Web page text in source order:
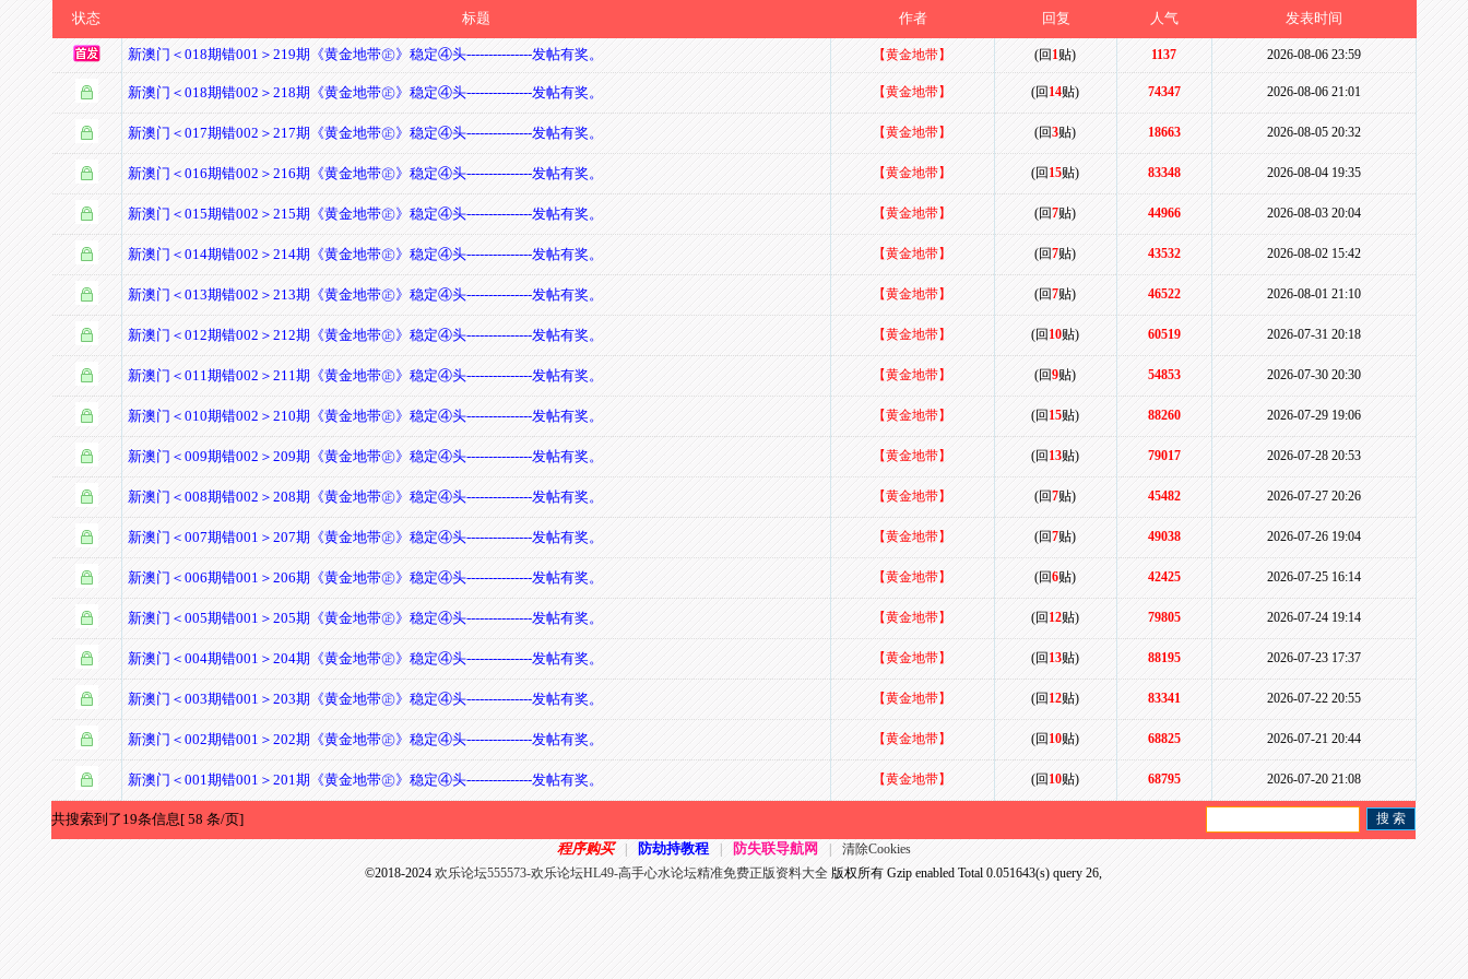
状态 标题 作者 回复 人气 发表时间
新澳门＜018期错001＞219期《黄金地带㊣》稳定④头---------------发帖有奖。 【黄金地带】 (回 1贴) 1137 2026-08-06 23:59
新澳门＜018期错002＞218期《黄金地带㊣》稳定④头---------------发帖有奖。 【黄金地带】 (回 14贴) 74347 2026-08-06 21:01
新澳门＜017期错002＞217期《黄金地带㊣》稳定④头---------------发帖有奖。 【黄金地带】 (回3贴) 18663 2026-08-05 20:32
新澳门＜016期错002＞216期《黄金地带㊣》稳定④头---------------发帖有奖。 【黄金地带】 (回 15贴) 83348 2026-08-04 19:35
新澳门＜015期错002＞215期《黄金地带㊣》稳定④头---------------发帖有奖。 【黄金地带】 (回7贴) 44966 2026-08-03 20:04
新澳门＜014期错002＞214期《黄金地带㊣》稳定④头---------------发帖有奖。 【黄金地带】 (回7贴) 43532 2026-08-02 15:42
新澳门＜013期错002＞213期《黄金地带㊣》稳定④头---------------发帖有奖。 【黄金地带】 (回7贴) 46522 2026-08-01 21:10
新澳门＜012期错002＞212期《黄金地带㊣》稳定④头---------------发帖有奖。 【黄金地带】 (回 10贴) 60519 2026-07-31 20:18
新澳门＜011期错002＞211期《黄金地带㊣》稳定④头---------------发帖有奖。 【黄金地带】 (回9贴) 54853 2026-07-30 20:30
新澳门＜010期错002＞210期《黄金地带㊣》稳定④头---------------发帖有奖。 【黄金地带】 (回 15贴) 88260 2026-07-29 19:06
新澳门＜009期错002＞209期《黄金地带㊣》稳定④头---------------发帖有奖。 【黄金地带】 (回 13贴) 79017 2026-07-28 20:53
新澳门＜008期错002＞208期《黄金地带㊣》稳定④头---------------发帖有奖。 【黄金地带】 (回7贴) 45482 2026-07-27 20:26
新澳门＜007期错001＞207期《黄金地带㊣》稳定④头---------------发帖有奖。 【黄金地带】 (回7贴) 49038 2026-07-26 19:04
新澳门＜006期错001＞206期《黄金地带㊣》稳定④头---------------发帖有奖。 【黄金地带】 (回6贴) 42425 2026-07-25 16:14
新澳门＜005期错001＞205期《黄金地带㊣》稳定④头---------------发帖有奖。 【黄金地带】 (回 12贴) 79805 2026-07-24 19:14
新澳门＜004期错001＞204期《黄金地带㊣》稳定④头---------------发帖有奖。 【黄金地带】 (回 13贴) 88195 2026-07-23 17:37
新澳门＜003期错001＞203期《黄金地带㊣》稳定④头---------------发帖有奖。 【黄金地带】 (回 12贴) 83341 2026-07-22 20:55
新澳门＜002期错001＞202期《黄金地带㊣》稳定④头---------------发帖有奖。 【黄金地带】 (回 10贴) 68825 2026-07-21 20:44
新澳门＜001期错001＞201期《黄金地带㊣》稳定④头---------------发帖有奖。 【黄金地带】 (回 10贴) 68795 2026-07-20 21:08
共搜索到了19条信息[ 58 条/页]
程序购买
防劫持教程 防失联导航网
清除Cookies
©2018-2024欢乐论坛555573-欢乐论坛HL49-高手心水论坛精准免费正版资料大全 版权所有 Gzip enabledTotal 0.051643(s) query 26,